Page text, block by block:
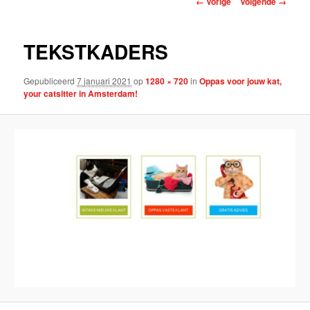
TEKSTKADERS
Gepubliceerd7 januari 2021 op1280 × 720inOppas voor jouw kat,
your catsitter in Amsterdam!